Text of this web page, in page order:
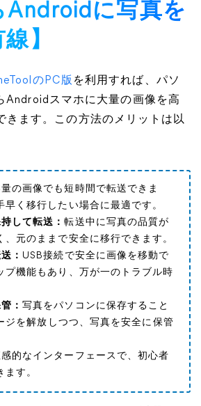
Androidに写真を
】
のPC版 を利用すれば、パソ
Androidスマホに大量の画像を高
きます。この方法のメリットは以
の画像でも短時間で転送できま
く移行したい場合に最適です。
して転送：転送中に写真の品質が
元のままで安全に移行できます。
： USB接続で安全に画像を移動で
プ機能もあり、万が一のトラブル時
： 写真をパソコンに保存すること
ジを解放しつつ、写真を安全に保管
的なインターフェースで、初心者
す。